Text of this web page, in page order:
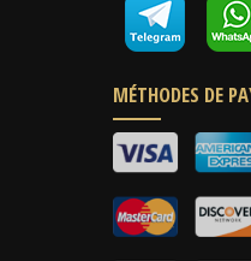
MÉTHODES DE